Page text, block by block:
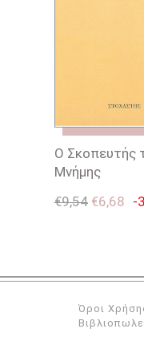
Ο Σκοπευτής
Μνήμης
€9,54 €6,68 -
Όροι